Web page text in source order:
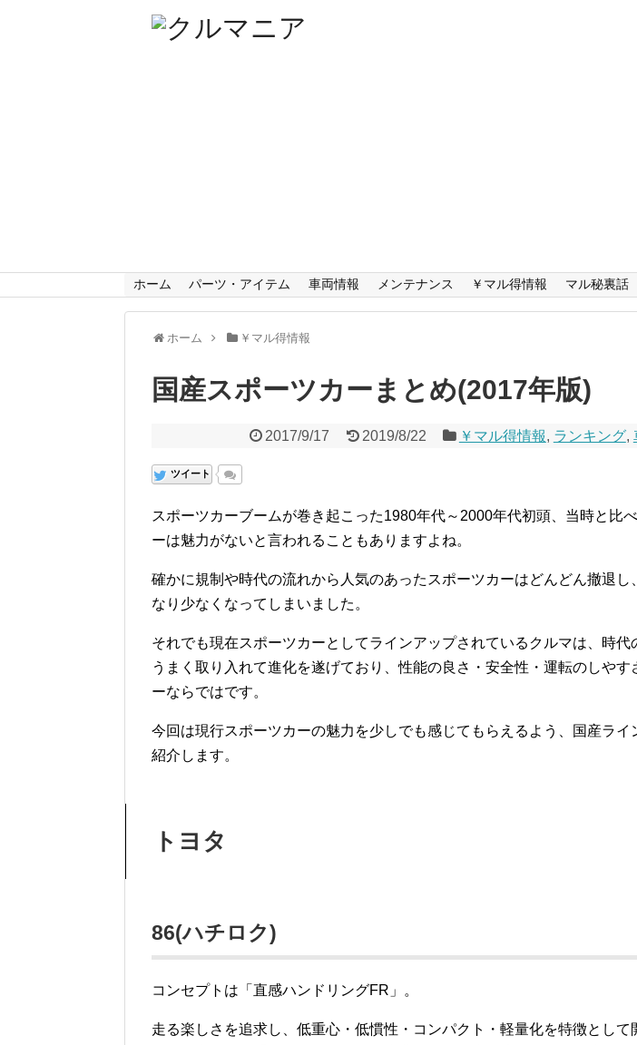
ホーム パーツ・アイテム 車両情報 メンテナンス ￥マル得情報 マル秘裏話
ホーム ￥マル得情報
国産スポーツカーまとめ(2017年版)
2017/9/17 2019/8/22 ￥マル得情報, ランキング,
ツイート
スポーツカーブームが巻き起こった1980年代～2000年代初頭、当時と比
ーは魅力がないと言われることもありますよね。
確かに規制や時代の流れから人気のあったスポーツカーはどんどん撤退し
なり少なくなってしまいました。
それでも現在スポーツカーとしてラインアップされているクルマは、時代
うまく取り入れて進化を遂げており、性能の良さ・安全性・運転のしやす
ーならではです。
今回は現行スポーツカーの魅力を少しでも感じてもらえるよう、国産ライ
紹介します。
トヨタ
86(ハチロク)
コンセプトは「直感ハンドリングFR」。
走る楽しさを追求し、低重心・低慣性・コンパクト・軽量化を特徴として